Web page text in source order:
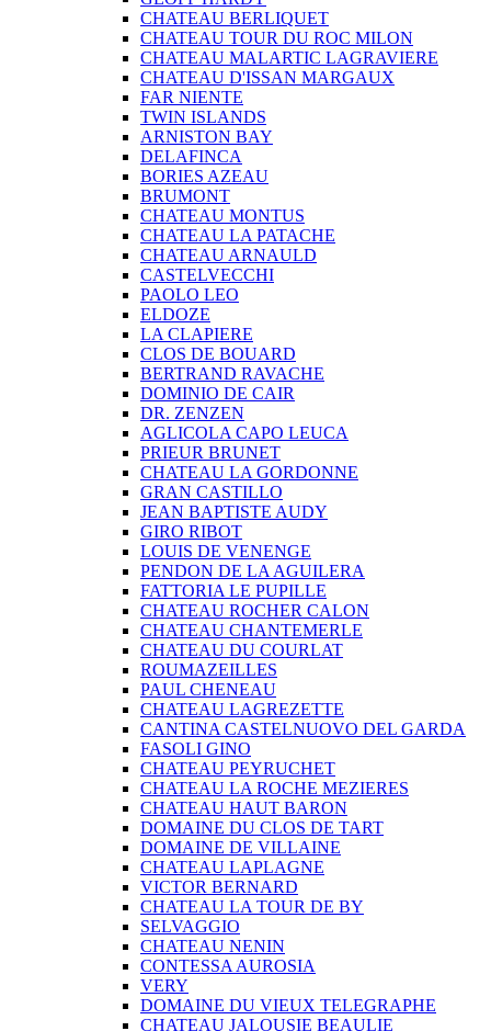
CHATEAU BERLIQUET
CHATEAU TOUR DU ROC MILON
CHATEAU MALARTIC LAGRAVIERE
CHATEAU D'ISSAN MARGAUX
FAR NIENTE
TWIN ISLANDS
ARNISTON BAY
DELAFINCA
BORIES AZEAU
BRUMONT
CHATEAU MONTUS
CHATEAU LA PATACHE
CHATEAU ARNAULD
CASTELVECCHI
PAOLO LEO
ELDOZE
LA CLAPIERE
CLOS DE BOUARD
BERTRAND RAVACHE
DOMINIO DE CAIR
DR. ZENZEN
AGLICOLA CAPO LEUCA
PRIEUR BRUNET
CHATEAU LA GORDONNE
GRAN CASTILLO
JEAN BAPTISTE AUDY
GIRO RIBOT
LOUIS DE VENENGE
PENDON DE LA AGUILERA
FATTORIA LE PUPILLE
CHATEAU ROCHER CALON
CHATEAU CHANTEMERLE
CHATEAU DU COURLAT
ROUMAZEILLES
PAUL CHENEAU
CHATEAU LAGREZETTE
CANTINA CASTELNUOVO DEL GARDA
FASOLI GINO
CHATEAU PEYRUCHET
CHATEAU LA ROCHE MEZIERES
CHATEAU HAUT BARON
DOMAINE DU CLOS DE TART
DOMAINE DE VILLAINE
CHATEAU LAPLAGNE
VICTOR BERNARD
CHATEAU LA TOUR DE BY
SELVAGGIO
CHATEAU NENIN
CONTESSA AUROSIA
VERY
DOMAINE DU VIEUX TELEGRAPHE
CHATEAU JALOUSIE BEAULIE